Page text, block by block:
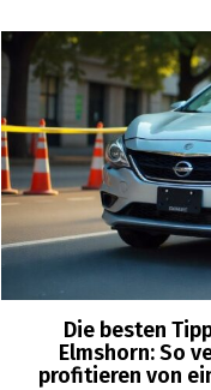
Die besten
Elmshorn: So
profitieren von